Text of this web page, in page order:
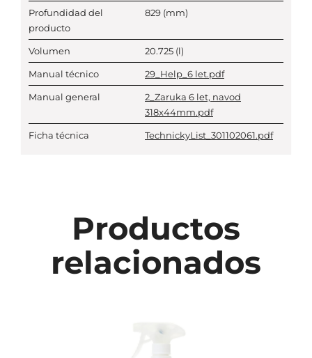
Profundidad del
producto
829 (mm)
Volumen 20.725 (l)
Manual técnico 29_Help_6 let.pdf
Manual general
2_Zaruka 6 let, navod
318x44mm.pdf
Ficha técnica TechnickyList_301102061.pdf
Productos
relacionados